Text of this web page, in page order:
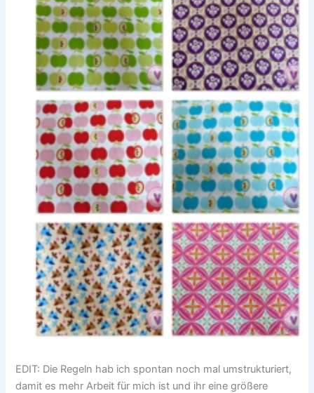
EDIT: Die Regeln hab ich spontan noch mal umstrukturiert,
damit es mehr Arbeit für mich ist und ihr eine größere